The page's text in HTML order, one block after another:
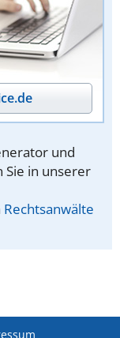
und
Sie in unserer
Rechtsanwälte